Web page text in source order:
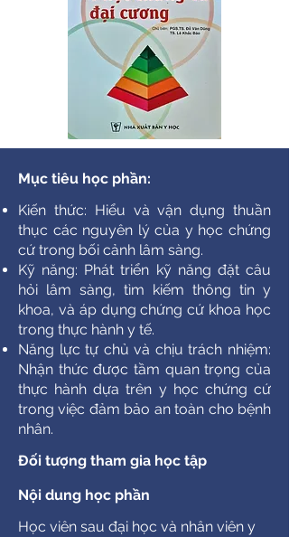
Mục tiêu học phần:
Kiến thức: Hiểu và vận dụng thuần
thục các nguyên lý của y học chứng
cứ trong bối cảnh lâm sàng.
Kỹ năng: Phát triển kỹ năng đặt câu
hỏi lâm sàng, tìm kiếm thông tin y
khoa, và áp dụng chứng cứ khoa học
trong thực hành y tế.
Năng lực tự chủ và chịu trách nhiệm:
Nhận thức được tầm quan trọng của
thực hành dựa trên y học chứng cứ
trong việc đảm bảo an toàn cho bệnh
nhân.
​Đối tượng tham gia học tập
Nội dung học phần
Học viên sau đại học và nhân viên y